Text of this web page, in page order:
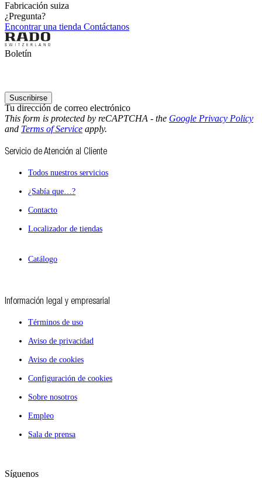
Fabricación suiza
¿Pregunta?
Encontrar una tienda Contáctanos
Boletín
Tu dirección de correo electrónico
Suscribirse
This form is protected by reCAPTCHA - the Google Privacy Policy
and Terms of Service apply.
Servicio de Atención al Cliente
Todos nuestros servicios
¿Sabía que…?
Contacto
Localizador de tiendas
Catálogo
Información legal y empresarial
Términos de uso
Aviso de privacidad
Aviso de cookies
Configuración de cookies
Sobre nosotros
Empleo
Sala de prensa
Síguenos